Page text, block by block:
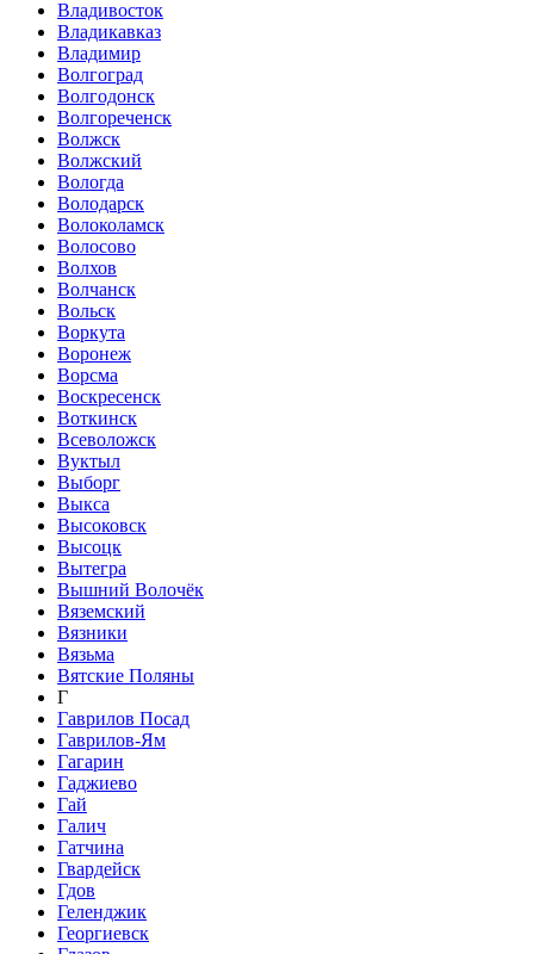
Владивосток
Владикавказ
Владимир
Волгоград
Волгодонск
Волгореченск
Волжск
Волжский
Вологда
Володарск
Волоколамск
Волосово
Волхов
Волчанск
Вольск
Воркута
Воронеж
Ворсма
Воскресенск
Воткинск
Всеволожск
Вуктыл
Выборг
Выкса
Высоковск
Высоцк
Вытегра
Вышний Волочёк
Вяземский
Вязники
Вязьма
Вятские Поляны
Г
Гаврилов Посад
Гаврилов-Ям
Гагарин
Гаджиево
Гай
Галич
Гатчина
Гвардейск
Гдов
Геленджик
Георгиевск